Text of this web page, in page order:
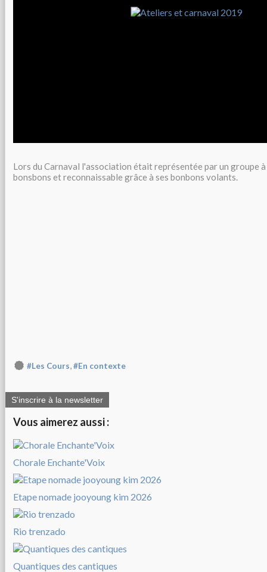
Lors du Carnaval l'association était représentée par un groupe
bonsbons et reconnaissable grâce à ses bonbons volants.
#Les Cours #En contexte
S'inscrire à la newsletter
Vous aimerez aussi :
Chorale Enchante'Voix
Etape nomade jooyoung kim 2026
Rio trenzado
Quantiques des cantiques